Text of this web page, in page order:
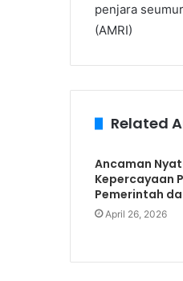
penjara
(AMRI)
Related
Ancaman
Kepercayaan
Pemerintah
April 26, 2026